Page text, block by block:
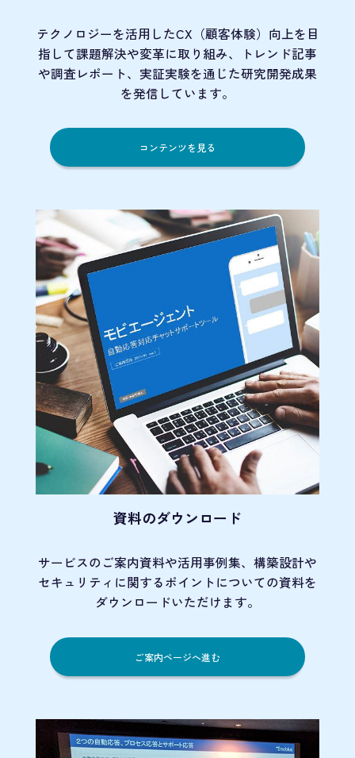
テクノロジーを活用したCX（顧客体験）向上を目
指して課題解決や変革に取り組み、トレンド記事
や調査レポート、実証実験を通じた研究開発成果
を発信しています。
コンテンツを見る
資料のダウンロード
サービスのご案内資料や活用事例集、 構築設計や
セキュリティに関するポイントについての資料を
ダウンロードいただけます。
ご案内ページへ進む